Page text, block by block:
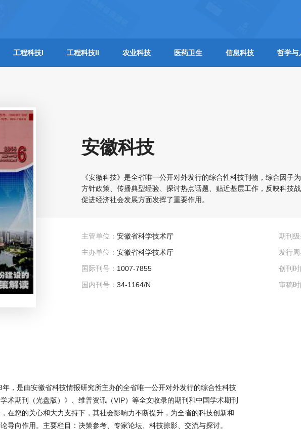
工程科技I 工程科技II 农业科技 医药卫生 信息科技 哲学与
安徽科技
《安徽科技》是全省唯一公开对外发行的综合性科技刊物，综合因
方针政策、传播典型经验、探讨热点话题、贴近基层工作，反映科技
促进经济社会发展方面发挥了重要作用。
主管单位： 安徽省科学技术厅
主办单位： 安徽省科学技术厅
国际刊号： 1007-7855
国内刊号： 34-1164/N
期刊级
发行周
创刊时
审稿时
年，是由安徽省科技情报研究所主办的全省唯一公开对外发行的综合性科技
术期刊（光盘版）》、维普资讯（VIP）等全文收录的期刊和中国学术期刊
在您的关心和大力支持下，其社会影响力不断提升，为全省的科技创新和
导向作用。主要栏目：决策参考、专家论坛、科技掠影、交流与探讨。